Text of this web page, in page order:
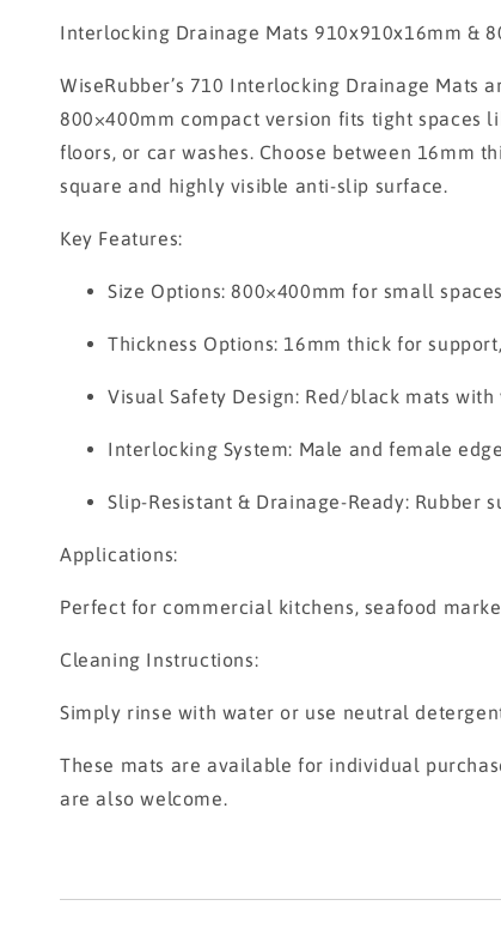
Interlocking Drainage Mats 910x910x16mm &
WiseRubber’s 710 Interlocking Drainage Mats
800×400mm compact version fits tight spaces
floors, or car washes. Choose between 16mm
square and highly visible anti-slip surface.
Key Features:
Size Options: 800×400mm for small
Thickness Options: 16mm thick for
Visual Safety Design: Red/black mats
Interlocking System: Male and female
Slip-Resistant & Drainage-Ready:
Applications:
Perfect for commercial kitchens, seafood
Cleaning Instructions:
Simply rinse with water or use neutral
These mats are available for individual
are also welcome.